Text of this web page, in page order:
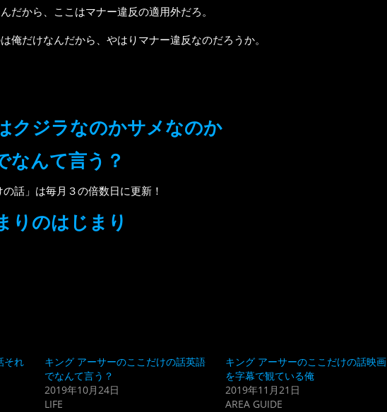
だから、ここはマナー違反の適用外だろ。
俺だけなんだから、やはりマナー違反なのだろうか。
クジラなのかサメなのか
なんて言う？
話」は毎月３の倍数日に更新！
りのはじまり
それ
キング アーサーのここだけの話英語
でなんて言う？
2019年10月24日
LIFE
キング アーサーのここだけの話映画
を字幕で観ている俺
2019年11月21日
AREA GUIDE